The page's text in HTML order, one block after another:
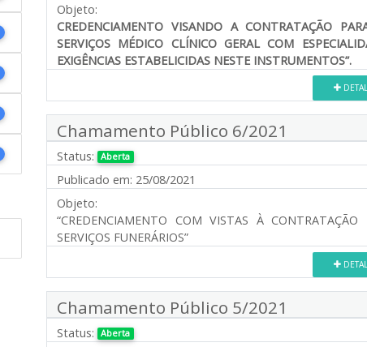
Objeto:
CREDENCIAMENTO VISANDO A CONTRATAÇÃO
SERVIÇOS MÉDICO CLÍNICO GERAL COM
EXIGÊNCIAS ESTABELICIDAS NESTE INSTRUMENTOS”.
Chamamento Público 6/2021
Status: Aberta
Publicado em: 25/08/2021
Objeto:
“CREDENCIAMENTO COM VISTAS À
SERVIÇOS FUNERÁRIOS”
Chamamento Público 5/2021
Status: Aberta